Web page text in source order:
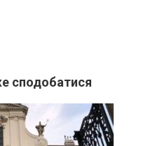
сподобатися